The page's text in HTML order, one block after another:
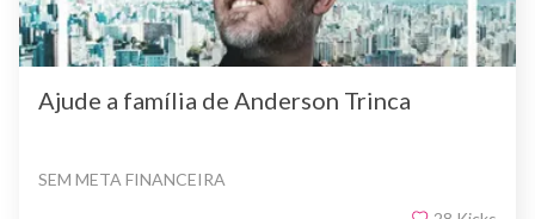
Ajude a família de Anderson Trinca
SEM META FINANCEIRA